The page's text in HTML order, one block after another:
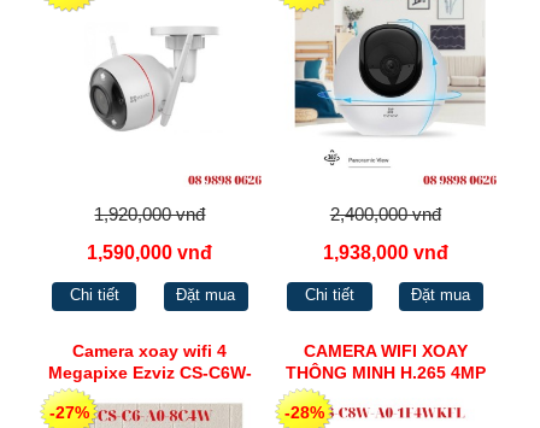
1,920,000 vnđ
1,590,000 vnđ
Chi tiết Đặt mua
2,400,000 vnđ
1,938,000 vnđ
Chi tiết Đặt mua
Camera xoay wifi 4
Megapixe Ezviz CS-C6W-
-27%
CAMERA WIFI XOAY
THÔNG MINH H.265 4MP
EZVIZ CS-C8W-A0-
1F4WKFL CÓ MÀU BAN
-28%